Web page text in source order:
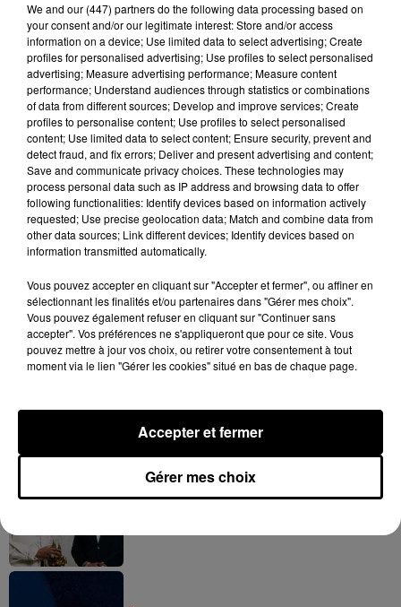
Hip-Hop News
7 août 2026
Moha MMZ dévoile « Mikasa », un
Tayc et Didi B dévoilent le single le plus
Franglish et Keblack dévoilent une
We and our (447) partnersdo the following data processing based on
your consent and/or our legitimate interest: Store and/or access
information on a device; Use limited data to select advertising; Create
profiles for personalised advertising; Use profiles to select personalised
advertising; Measure advertising performance; Measure content
performance; Understand audiences through statistics or combinations
of data from different sources; Develop and improve services; Create
profiles to personalise content; Use profiles to select personalised
content; Use limited data to select content; Ensure security, prevent and
detect fraud, and fix errors; Deliver and present advertising and content;
Save and communicate privacy choices. These technologies may
process personal data such as IP address and browsing data to offer
following functionalities: Identify devices based on information actively
requested; Use precise geolocation data; Match and combine data from
other data sources; Link different devices; Identify devices based on
information transmitted automatically.
Vous pouvez accepter en cliquant sur "Accepter et fermer", ou affiner en
sélectionnant les finalités et/ou partenaires dans "Gérer mes choix".
Vous pouvez également refuser en cliquant sur "Continuer sans
accepter". Vos préférences ne s'appliqueront que pour ce site. Vous
pouvez mettre à jour vos choix, ou retirer votre consentement à tout
moment via le lien "Gérer les cookies" situé en bas de chaque page.
Gérer mes choix
Accepter et fermer